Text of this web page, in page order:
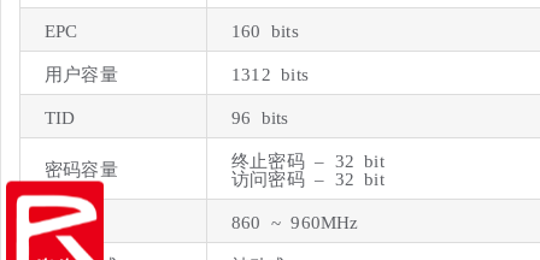
EPC 160 bits
用户容量 1312 bits
TID 96 bits
密码容量
终止密码 – 32 bit
访问密码 – 32 bit
频率 860 ~ 960MHz